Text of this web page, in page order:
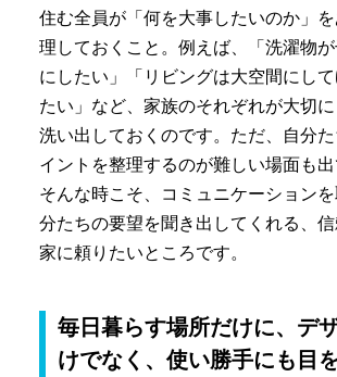
住む全員が「何を大事したいのか」
理しておくこと。例えば、「洗濯物
にしたい」「リビングは大空間にし
たい」など、家族のそれぞれが大切
洗い出しておくのです。ただ、自分
イントを整理するのが難しい場面も出
そんな時こそ、コミュニケーション
分たちの要望を聞き出してくれる、
家に頼りたいところです。
毎日暮らす場所だけに、デ
けでなく、使い勝手にも目